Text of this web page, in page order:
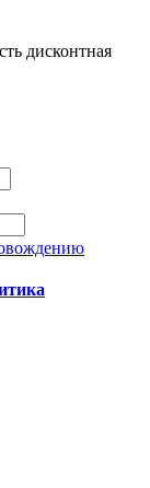
дисконтная